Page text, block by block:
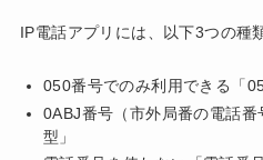
IP電話アプリには、以下3つの種
050番号でのみ利用できる「
0ABJ番号（市外局番の電話
型」